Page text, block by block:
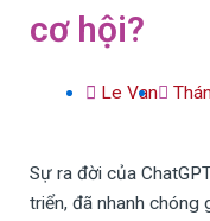
cơ hội?
Le Van
Sự ra đời của
triển, đã nhanh chóng